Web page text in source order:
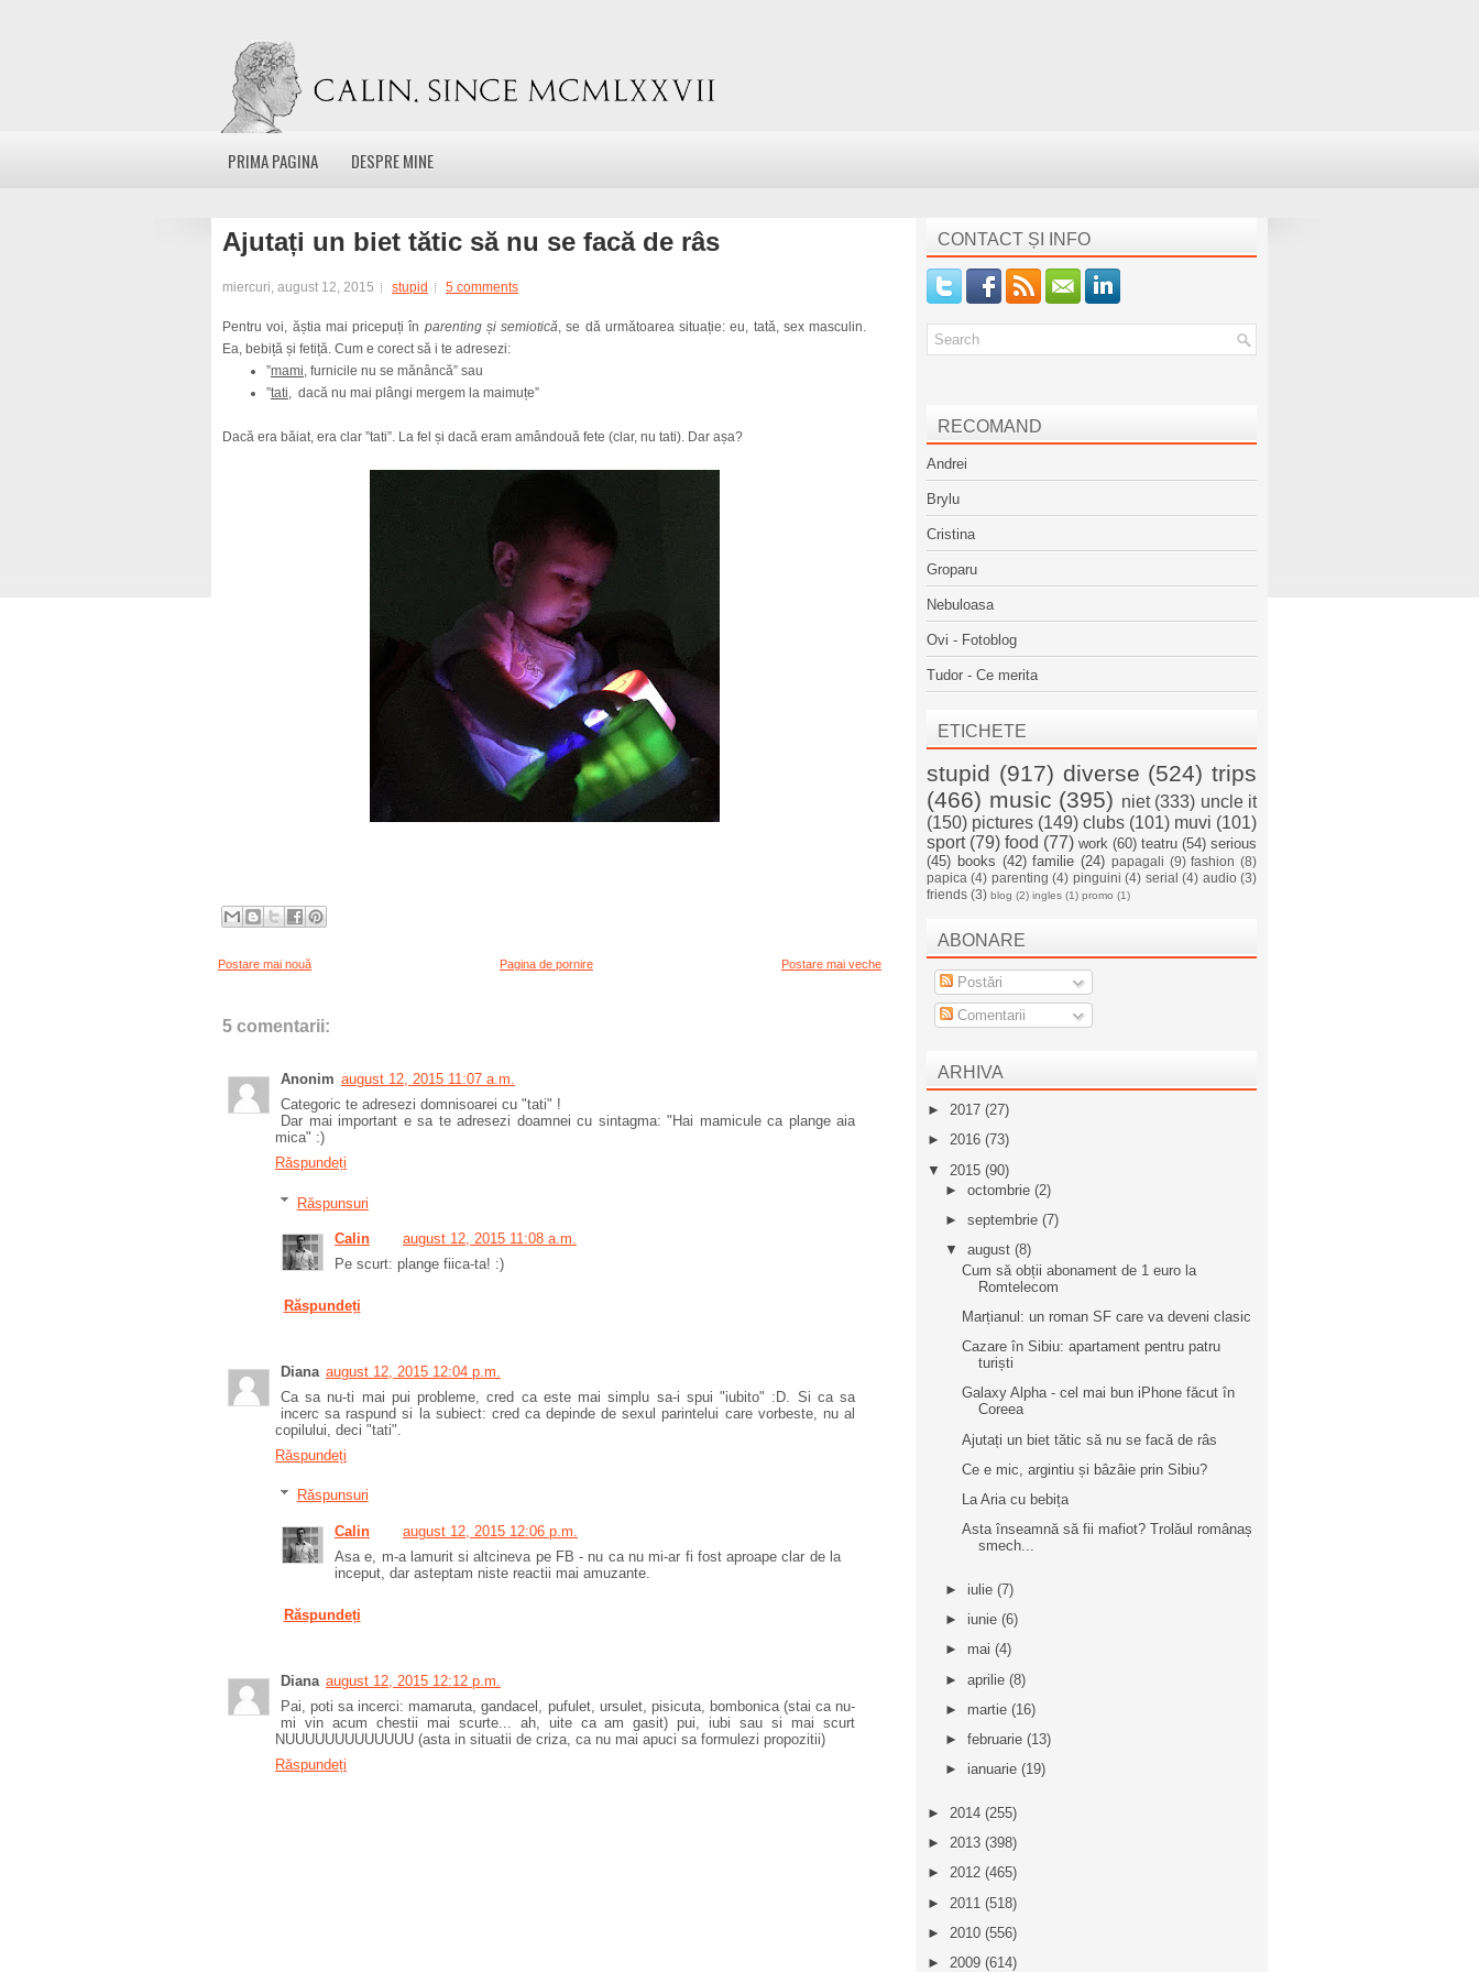
PRIMA PAGINA DESPRE MINE
Ajutați un biet tătic să nu se facă de râs
miercuri, august 12, 2015 stupid 5 comments
Pentru voi, ăștia mai pricepuți în parenting și semiotică, se dă următoarea situație: eu, tată, sex masculin.
Ea, bebiță și fetiță. Cum e corect să i te adresezi:
”mami, furnicile nu se mănâncă” sau
”tati, dacă nu mai plângi mergem la maimuțe”
Dacă era băiat, era clar ”tati”. La fel și dacă eram amândouă fete (clar, nu tati). Dar așa?
Postare mai nouă Postare mai veche
Pagina de pornire
5 comentarii:
Anonim august 12, 2015 11:07 a.m.
Categoric te adresezi domnisoarei cu "tati" !
Dar mai important e sa te adresezi doamnei cu sintagma: "Hai mamicule ca plange aia
mica" :)
Răspundeți
Răspunsuri
Calin
august 12, 2015 11:08 a.m.
Pe scurt: plange fiica-ta! :)
Răspundeți
Diana august 12, 2015 12:04 p.m.
Ca sa nu-ti mai pui probleme, cred ca este mai simplu sa-i spui "iubito" :D. Si ca sa
incerc sa raspund si la subiect: cred ca depinde de sexul parintelui care vorbeste, nu al
copilului, deci "tati".
Răspundeți
Răspunsuri
Calin
august 12, 2015 12:06 p.m.
Asa e, m-a lamurit si altcineva pe FB - nu ca nu mi-ar fi fost aproape clar de la
inceput, dar asteptam niste reactii mai amuzante.
Răspundeți
Diana august 12, 2015 12:12 p.m.
Pai, poti sa incerci: mamaruta, gandacel, pufulet, ursulet, pisicuta, bombonica (stai ca nu-
mi vin acum chestii mai scurte... ah, uite ca am gasit) pui, iubi sau si mai scurt
NUUUUUUUUUUUUU (asta in situatii de criza, ca nu mai apuci sa formulezi propozitii)
Răspundeți
CONTACT ȘI INFO
RECOMAND
Andrei
Brylu
Cristina
Groparu
Nebuloasa
Ovi - Fotoblog
Tudor - Ce merita
ETICHETE
stupid (917) diverse (524) trips
(466) music (395) niet (333) uncle it
(150) pictures (149) clubs (101) muvi (101)
sport (79) food (77) work (60) teatru (54) serious
(45) books (42) familie (24) papagali (9) fashion (8)
papica (4) parenting (4) pinguini (4) serial (4) audio (3)
friends (3) blog (2) ingles (1) promo (1)
ABONARE
Postări
Comentarii
ARHIVA
► 2017 (27)
► 2016 (73)
▼ 2015 (90)
► octombrie (2)
► septembrie (7)
▼ august (8)
Cum să obții abonament de 1 euro la
Romtelecom
Marțianul: un roman SF care va deveni clasic
Cazare în Sibiu: apartament pentru patru
turiști
Galaxy Alpha - cel mai bun iPhone făcut în
Coreea
Ajutați un biet tătic să nu se facă de râs
Ce e mic, argintiu și bâzâie prin Sibiu?
La Aria cu bebița
Asta înseamnă să fii mafiot? Trolăul românaș
smech...
► iulie (7)
► iunie (6)
► mai (4)
► aprilie (8)
► martie (16)
► februarie (13)
► ianuarie (19)
► 2014 (255)
► 2013 (398)
► 2012 (465)
► 2011 (518)
► 2010 (556)
► 2009 (614)